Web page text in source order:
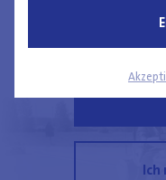
Ich
Ich